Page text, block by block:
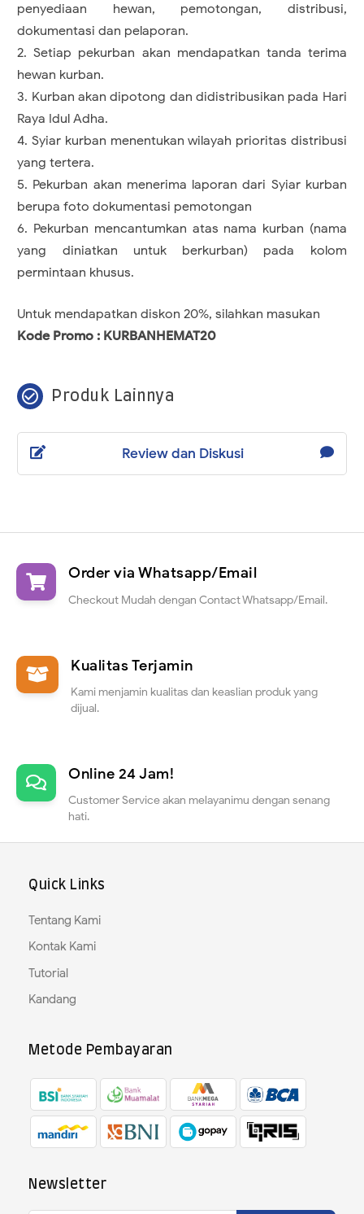
penyediaan hewan, pemotongan, distribusi,
dokumentasi dan pelaporan.
2. Setiap pekurban akan mendapatkan tanda terima
hewan kurban.
3. Kurban akan dipotong dan didistribusikan pada Hari
Raya Idul Adha.
4. Syiar kurban menentukan wilayah prioritas distribusi
yang tertera.
5. Pekurban akan menerima laporan dari Syiar kurban
berupa foto dokumentasi pemotongan
6. Pekurban mencantumkan atas nama kurban (nama
yang diniatkan untuk berkurban) pada kolom
permintaan khusus.
Untuk mendapatkan diskon 20%, silahkan masukan
Kode Promo : KURBANHEMAT20
check_circle_outline Produk Lainnya
Review dan Diskusi
Order via Whatsapp/Email
Checkout Mudah dengan Contact Whatsapp/Email.
Kualitas Terjamin
Kami menjamin kualitas dan keaslian produk yang
dijual.
Online 24 Jam!
Customer Service akan melayanimu dengan senang
hati.
Quick Links
Tentang Kami
Kontak Kami
Tutorial
Kandang
Metode Pembayaran
Newsletter